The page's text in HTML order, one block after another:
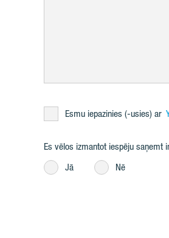
Esmu iepazinies (-usies) ar
Es vēlos izmantot iespēju saņemt
Jā
Nē